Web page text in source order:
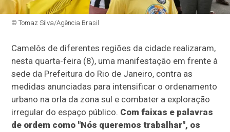
© Tomaz Silva/Agência Brasil
Camelôs de diferentes regiões da cidade realizaram,
nesta quarta-feira (8), uma manifestação em frente à
sede da Prefeitura do Rio de Janeiro, contra as
medidas anunciadas para intensificar o ordenamento
urbano na orla da zona sul e combater a exploração
irregular do espaço público. Com faixas e palavras
de ordem como "Nós queremos trabalhar", os